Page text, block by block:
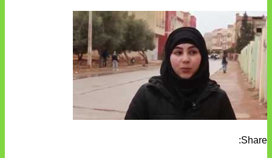
Share: